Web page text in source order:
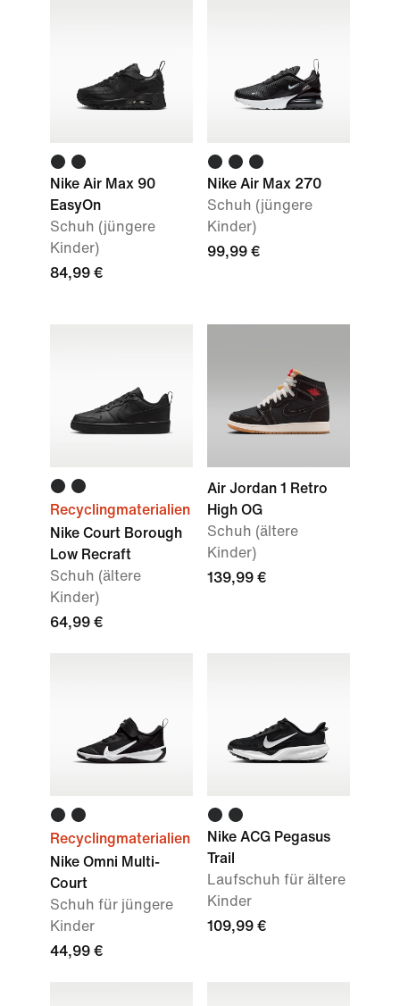
Nike Air Max 90
EasyOn
Schuh (jüngere
Kinder)
84,99 €
Nike Air Max 270
Schuh (jüngere
Kinder)
99,99 €
Recyclingmaterialien
Nike Court Borough
Low Recraft
Schuh (ältere
Kinder)
64,99 €
Air Jordan 1 Retro
High OG
Schuh (ältere
Kinder)
139,99 €
Recyclingmaterialien
Nike Omni Multi-
Court
Schuh für jüngere
Kinder
44,99 €
Nike ACG Pegasus
Trail
Laufschuh für ältere
Kinder
109,99 €